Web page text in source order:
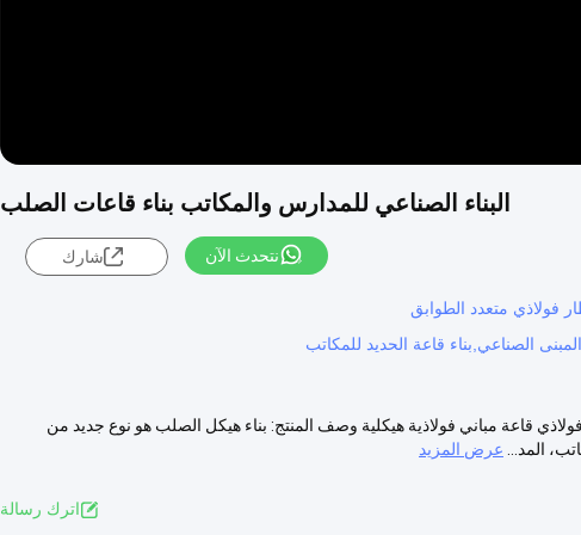
البناء الصناعي للمدارس والمكاتب بناء قاعات الصلب
نتحدث الآن شارك
فولاذي متعدد الطوابق
الصناعي,بناء قاعة الحديد للمكاتب
قاعة مباني فولاذية هيكلية وصف المنتج: بناء هيكل الصلب هو نوع جديد من
المد...
عرض المزيد
اترك رسالة